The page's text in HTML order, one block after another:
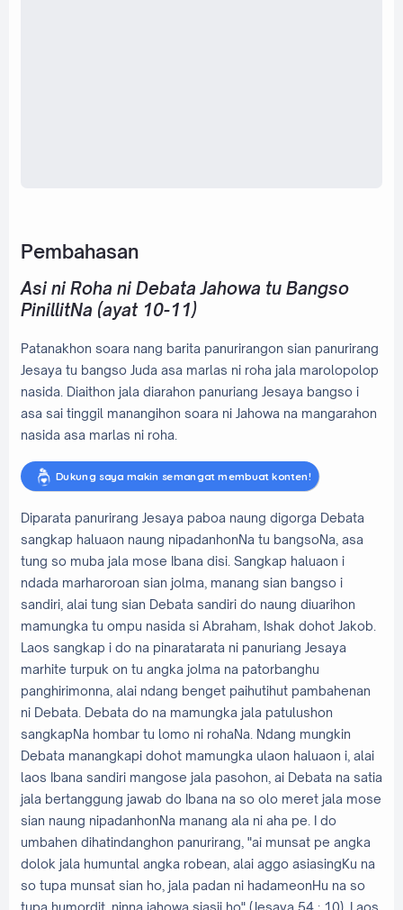
Pembahasan
Asi ni Roha ni Debata Jahowa tu Bangso
PinillitNa (ayat 10-11)
Patanakhon soara nang barita panurirangon sian panurirang
Jesaya tu bangso Juda asa marlas ni roha jala marolopolop
nasida. Diaithon jala diarahon panuriang Jesaya bangso i
asa sai tinggil manangihon soara ni Jahowa na mangarahon
nasida asa marlas ni roha.
Dukung saya makin semangat membuat konten!
Diparata panurirang Jesaya paboa naung digorga Debata
sangkap haluaon naung nipadanhonNa tu bangsoNa, asa
tung so muba jala mose Ibana disi. Sangkap haluaon i
ndada marharoroan sian jolma, manang sian bangso i
sandiri, alai tung sian Debata sandiri do naung diuarihon
mamungka tu ompu nasida si Abraham, Ishak dohot Jakob.
Laos sangkap i do na pinaratarata ni panuriang Jesaya
marhite turpuk on tu angka jolma na patorbanghu
panghirimonna, alai ndang benget paihutihut pambahenan
ni Debata. Debata do na mamungka jala patulushon
sangkapNa hombar tu lomo ni rohaNa. Ndang mungkin
Debata manangkapi dohot mamungka ulaon haluaon i, alai
laos Ibana sandiri mangose jala pasohon, ai Debata na satia
jala bertanggung jawab do Ibana na so olo meret jala mose
sian naung nipadanhonNa manang ala ni aha pe. I do
umbahen dihatindanghon panurirang, "ai munsat pe angka
dolok jala humuntal angka robean, alai aggo asiasingKu na
so tupa munsat sian ho, jala padan ni hadameonHu na so
tupa humordit, ninna jahowa siasii ho" (Jesaya 54 : 10). Laos